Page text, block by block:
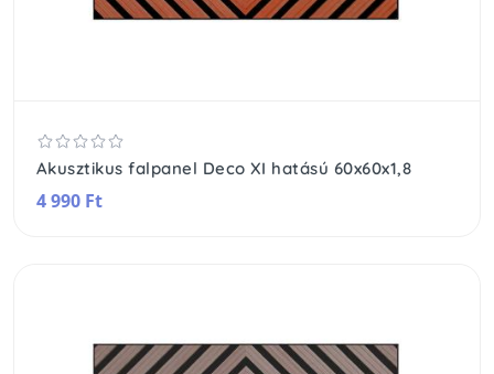
Akusztikus falpanel Deco XI hatású 60x60x1,8
4 990 Ft